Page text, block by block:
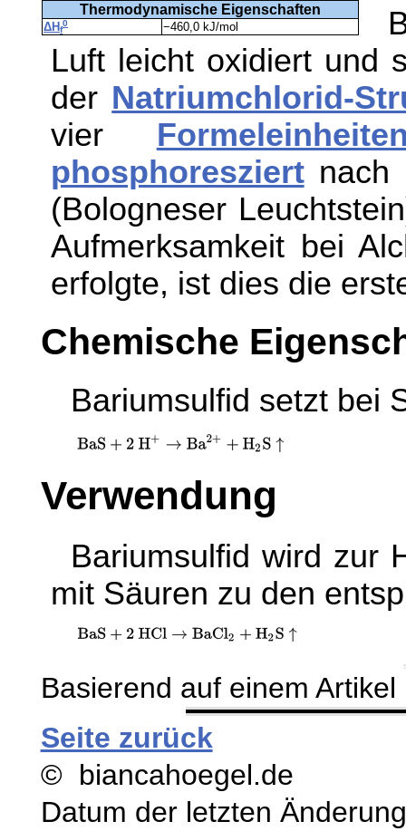
Thermodynamische Eigenschaften
ΔHf
0 −460,0 kJ/mol
Luft leicht oxidiert und
der Natriumchlorid-
vier
phosphoresziertnach
(Bologneser
Aufmerksamkeit bei
erfolgte, ist dies die
Chemische
Bariumsulfid setzt bei
Verwendung
Bariumsulfid wird zur
mit Säuren zu den
Basierend auf einem
Seite zurück
© biancahoegel.de
Datum der letzten